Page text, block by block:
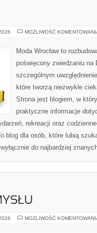
MOŻLIWOŚĆ
Moda Wrocław to
poświęcony zwiedzaniu na
szczególnym
które tworzą niezwykle
Strona jest blogiem, w
praktyczne informacje
rekreacji oraz
blog dla osób, które lubią
do najbardziej
MOŻLIWOŚĆ